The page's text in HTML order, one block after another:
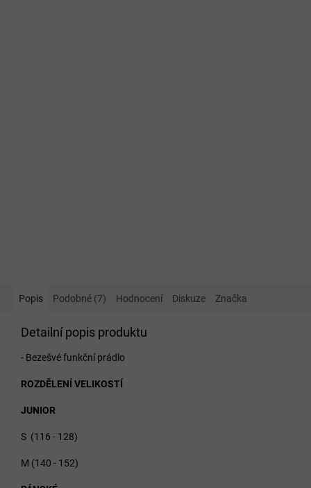
Popis Podobné (7) Hodnocení Diskuze Značka
Detailní popis produktu
- Bezešvé funkční prádlo
ROZDĚLENÍ VELIKOSTÍ
JUNIOR
S (116 - 128)
M (140 - 152)